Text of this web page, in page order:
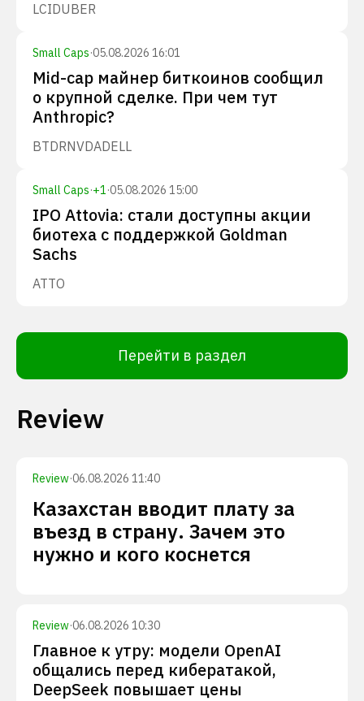
LCIDUBER
Small Caps·05.08.2026 16:01
Mid-cap майнер биткоинов сообщил
о крупной сделке. При чем тут
Anthropic?
BTDRNVDADELL
Small Caps·+1·05.08.2026 15:00
IPO Attovia: стали доступны акции
биотеха с поддержкой Goldman
Sachs
ATTO
Перейти в раздел
Review
Review·06.08.2026 11:40
Казахстан вводит плату за
въезд в страну. Зачем это
нужно и кого коснется
Review·06.08.2026 10:30
Главное к утру: модели OpenAI
общались перед кибератакой,
DeepSeek повышает цены